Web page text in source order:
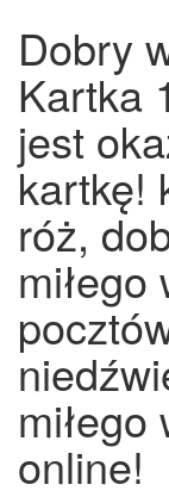
Dobry
Kartka
jest
kartkę!
róż,
miłego
online!